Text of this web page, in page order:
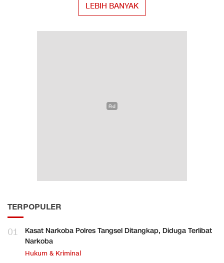
LEBIH BANYAK
TERPOPULER
01
Kasat Narkoba Polres Tangsel Ditangkap, Diduga Terlibat
Narkoba
Hukum & Kriminal